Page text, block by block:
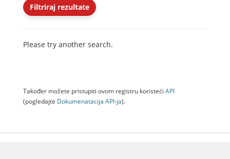
Filtriraj rezultate
Please try another search.
Također možete pristupiti ovom registru koristeći API
(pogledajte Dokumenаtаcijа API-jа).